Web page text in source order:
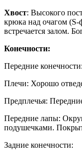
Хвост: Высокого
крюка над очагом
встречается залом.
Конечности:
Передние конечности:
Плечи: Хорошо
Предплечья:
Передние лапы:
подушечками.
Задние конечности: